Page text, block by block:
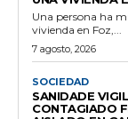
Una persona ha
vivienda en Foz,...
7 agosto, 2026
SOCIEDAD
SANIDADE
CONTAGIADO